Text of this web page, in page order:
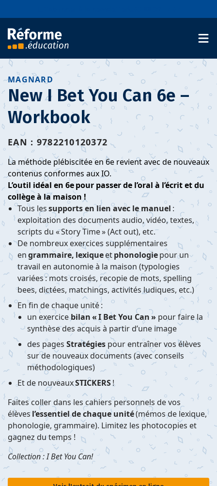
MAGNARD
New I Bet You Can 6e –
Workbook
EAN : 9782210120372
La méthode plébiscitée en 6e revient avec de nouveaux
contenus conformes aux IO.
L’outil idéal en 6e pour passer de l’oral à l’écrit et du
collège à la maison !
Tous lessupports en lien avec le manuel :
exploitation des documents audio, vidéo, textes,
scripts du « Story Time » (Act out), etc.
De nombreux exercices supplémentaires
engrammaire, lexiqueetphonologiepour un
travail en autonomie à la maison (typologies
variées : mots croisés, recopie de mots, spelling
bees, dictées, matchings, activités ludiques, etc.)
En fin de chaque unité :
un exercicebilan « I Bet You Can » pour faire la
synthèse des acquis à partir d’une image
des pages Stratégies pour entraîner vos élèves
sur de nouveaux documents (avec conseils
méthodologiques)
Et de nouveauxSTICKERS!
Faites coller dans les cahiers personnels de vos
élèvesl’essentiel de chaque unité(mémos de lexique,
phonologie, grammaire). Limitez les photocopies et
gagnez du temps !
Collection : I Bet You Can!